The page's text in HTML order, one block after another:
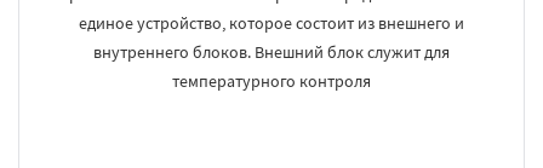
единое устройство, которое состоит из внешнего и
внутреннего блоков. Внешний блок служит для
температурного контроля